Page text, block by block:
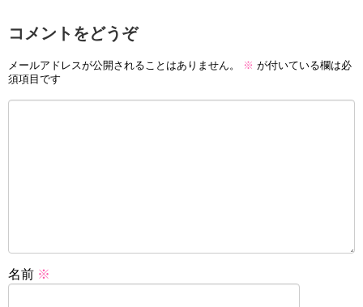
コメントをどうぞ
メールアドレスが公開されることはありません。 ※ が付いている欄は必
須項目です
名前 ※